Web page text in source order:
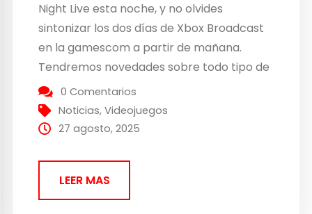
Night Live esta noche, y no olvides
sintonizar los dos días de Xbox Broadcast
en la gamescom a partir de mañana.
Tendremos novedades sobre todo tipo de
juegos, incluyendo anuncios, jugabilidad,
entrevistas y mucho más en Xbox Wire.
¡Comenzamos con esta ronda de anuncios
0 Comentarios
Noticias,Videojuegos
27 agosto, 2025
LEER MAS